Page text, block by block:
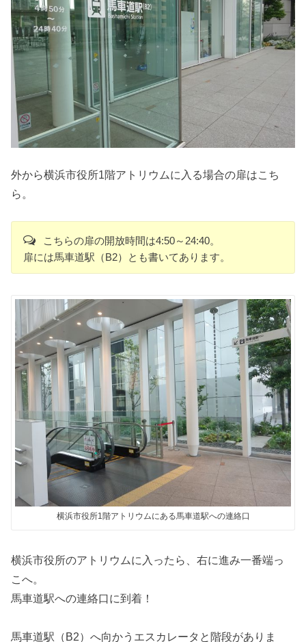
外から横浜市役所1階アトリウムに入る場合の扉はこち
ら。
こちらの扉の開放時間は4:50～24:40。
扉には馬車道駅（B2）とも書いてあります。
横浜市役所1階アトリウムにある馬車道駅への連絡口
横浜市役所のアトリウムに入ったら、右に進み一番端っ
こへ。
馬車道駅への連絡口に到着！
馬車道駅（B2）へ向かうエスカレータと階段がありま